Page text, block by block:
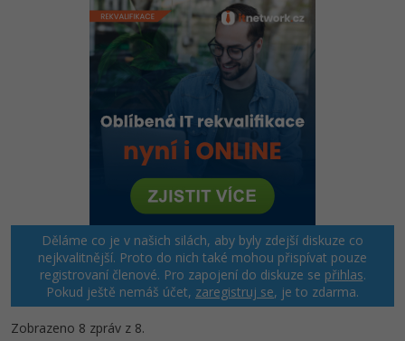
Děláme co je v našich silách, aby byly zdejší diskuze co
nejkvalitnější. Proto do nich také mohou přispívat pouze
registrovaní členové. Pro zapojení do diskuze se přihlas.
Pokud ještě nemáš účet, zaregistruj se, je to zdarma.
Zobrazeno 8 zpráv z 8.